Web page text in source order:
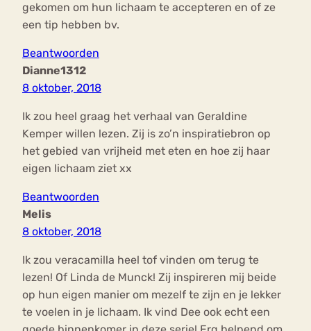
gekomen om hun lichaam te accepteren en of ze
een tip hebben bv.
Beantwoorden
Dianne1312
8 oktober, 2018
Ik zou heel graag het verhaal van Geraldine
Kemper willen lezen. Zij is zo’n inspiratiebron op
het gebied van vrijheid met eten en hoe zij haar
eigen lichaam ziet xx
Beantwoorden
Melis
8 oktober, 2018
Ik zou veracamilla heel tof vinden om terug te
lezen! Of Linda de Munck! Zij inspireren mij beide
op hun eigen manier om mezelf te zijn en je lekker
te voelen in je lichaam. Ik vind Dee ook echt een